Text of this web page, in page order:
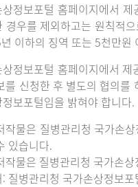
상정보포털 홈페이지에서
경우를 제외하고는 원칙적
이하의 징역 또는 5천만원
상정보포털 홈페이지에서
를 신청한 후 별도의 협의를
보포털임을 밝혀야 합니다.
작물은 질병관리청 국가손
있습니다.
작물은 질병관리청 국가손
: 질병관리청 국가손상정보